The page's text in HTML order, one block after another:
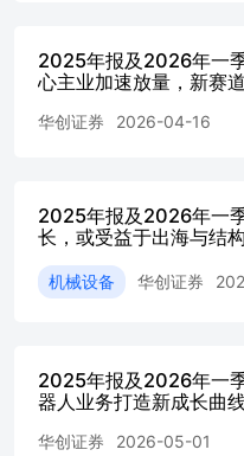
的汇兑损失增加所致
地址：郑州郑东新区
区世纪大道1788号T1
+2.77pct，毛利率提
产品结构变化所致。
+4.86pct；期间费用
同比-1.35pct，其中
艺技术创新、成本优
益提升。 ⚫传统主业
强劲。 公司传统核心
2025年报及2026年一
心主业加速放量，新赛
华创证券 2026-04-16
2025年报及2026年一
长，或受益于出海与结
机械设备 华创证券
2025年报及2026年一
器人业务打造新成长曲
华创证券 2026-05-01